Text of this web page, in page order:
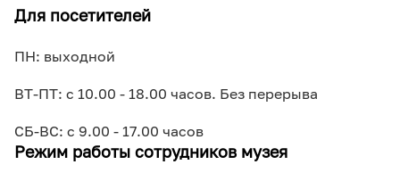
Для посетителей
ПН: выходной
ВТ-ПТ: с 10.00 - 18.00 часов. Без перерыва
СБ-ВС: с 9.00 - 17.00 часов
Режим работы сотрудников музея